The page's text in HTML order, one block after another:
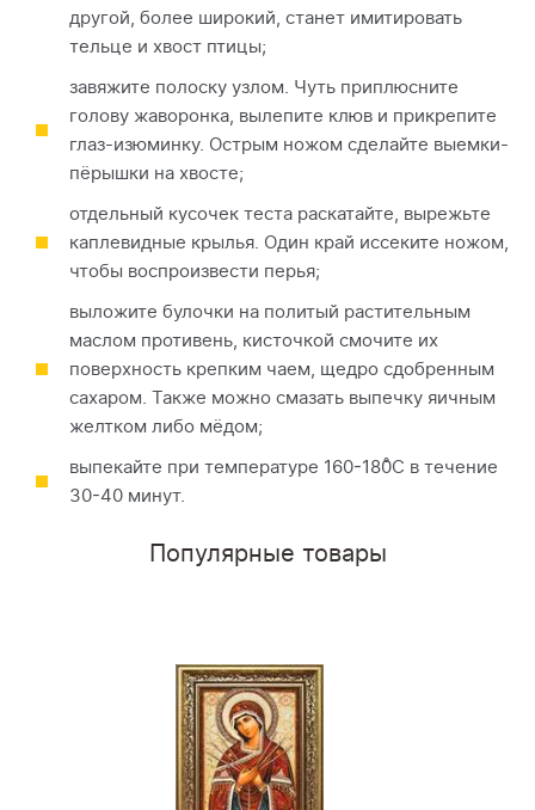
другой, более широкий, станет имитировать
тельце и хвост птицы;
завяжите полоску узлом. Чуть приплюсните
голову жаворонка, вылепите клюв и прикрепите
глаз-изюминку. Острым ножом сделайте выемки-
пёрышки на хвосте;
отдельный кусочек теста раскатайте, вырежьте
каплевидные крылья. Один край иссеките ножом,
чтобы воспроизвести перья;
выложите булочки на политый растительным
маслом противень, кисточкой смочите их
поверхность крепким чаем, щедро сдобренным
сахаром. Также можно смазать выпечку яичным
желтком либо мёдом;
выпекайте при температуре 160-180̊С в течение
30-40 минут.
Популярные товары